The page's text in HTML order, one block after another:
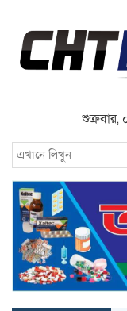
শুক্রবার,